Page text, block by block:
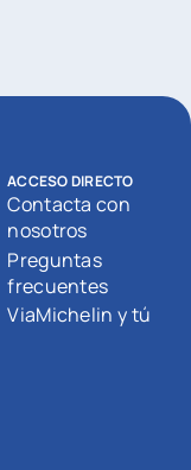
ACCESO DIRECTO
Contacta con
nosotros
Preguntas
frecuentes
ViaMichelin y tú